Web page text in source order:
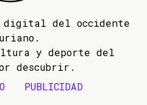
digital del occidente
y deporte del
descubrir.
PUBLICIDAD